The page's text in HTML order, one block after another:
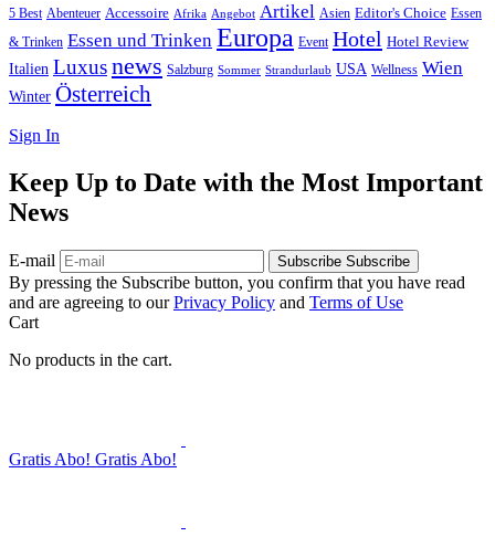
5 Best Abenteuer Accessoire Afrika Angebot Artikel Asien Editor's Choice Essen
& Trinken Essen und Trinken Europa Event Hotel Hotel Review
Italien Luxusnews Salzburg Sommer Strandurlaub USA Wellness Wien
Winter Österreich
Sign In
Keep Up to Date with the Most Important
News
E-mail Subscribe Subscribe
By pressing the Subscribe button, you confirm that you have read
and are agreeing to ourPrivacy Policy and Terms of Use
Cart
No products in the cart.
Gratis Abo! Gratis Abo!